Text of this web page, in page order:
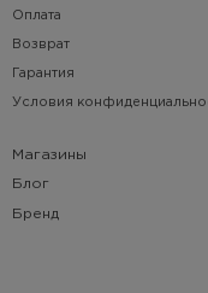
Оплата
Возврат
Гарантия
Условия
Магазины
Блог
Бренд